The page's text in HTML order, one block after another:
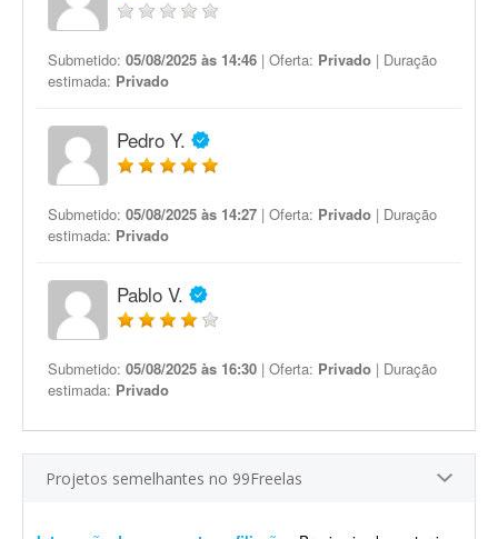
Submetido: 05/08/2025 às 14:46 | Oferta: Privado | Duração
estimada: Privado
Pedro Y.
Submetido: 05/08/2025 às 14:27 | Oferta: Privado | Duração
estimada: Privado
Pablo V.
Submetido: 05/08/2025 às 16:30 | Oferta: Privado | Duração
estimada: Privado
Projetos semelhantes no 99Freelas